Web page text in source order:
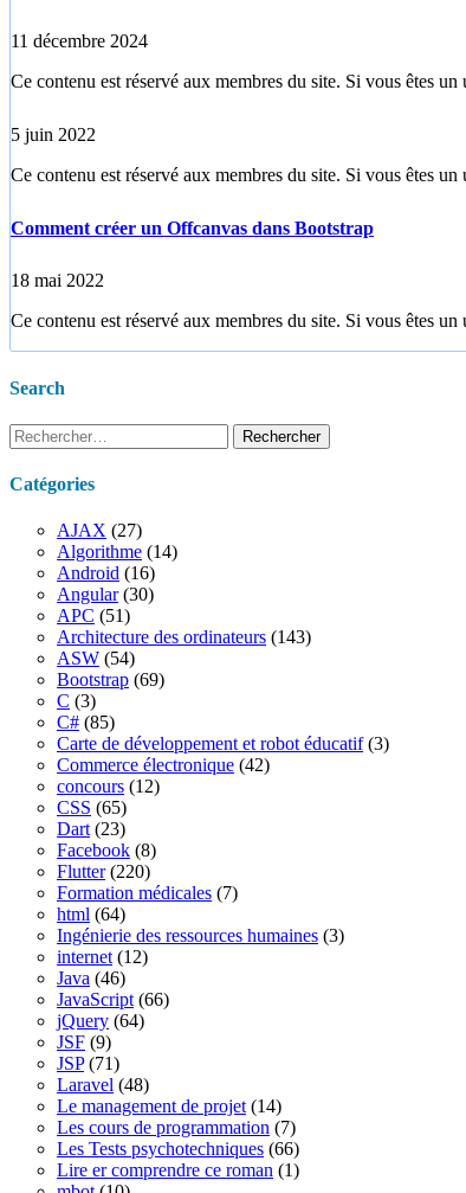
11 décembre 2024
Ce contenu est réservé aux membres du site. Si vous êtes
5 juin 2022
Ce contenu est réservé aux membres du site. Si vous êtes
Comment créer un Offcanvas dans Bootstrap
18 mai 2022
Ce contenu est réservé aux membres du site. Si vous êtes
Search
Rechercher :
Catégories
AJAX (27)
Algorithme (14)
Android (16)
Angular(30)
APC (51)
Architecture des ordinateurs (143)
ASW (54)
Bootstrap (69)
C (3)
C# (85)
Carte de développement et robot éducatif(3)
Commerce électronique (42)
concours (12)
CSS (65)
Dart(23)
Facebook (8)
Flutter(220)
Formation médicales (7)
html (64)
Ingénierie des ressources humaines (3)
internet(12)
Java (46)
JavaScript(66)
jQuery (64)
JSF (9)
JSP(71)
Laravel (48)
Le management de projet(14)
Les cours de programmation (7)
Les Tests psychotechniques (66)
Lire er comprendre ce roman (1)